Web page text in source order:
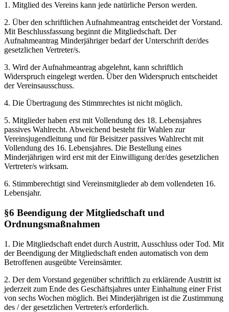
1. Mitglied des Vereins kann jede natürliche Person werden.
2. Über den schriftlichen Aufnahmeantrag entscheidet der Vorstand.
Mit Beschlussfassung beginnt die Mitgliedschaft. Der
Aufnahmeantrag Minderjähriger bedarf der Unterschrift der/des
gesetzlichen Vertreter/s.
3. Wird der Aufnahmeantrag abgelehnt, kann schriftlich
Widerspruch eingelegt werden. Über den Widerspruch entscheidet
der Vereinsausschuss.
4. Die Übertragung des Stimmrechtes ist nicht möglich.
5. Mitglieder haben erst mit Vollendung des 18. Lebensjahres
passives Wahlrecht. Abweichend besteht für Wahlen zur
Vereinsjugendleitung und für Beisitzer passives Wahlrecht mit
Vollendung des 16. Lebensjahres. Die Bestellung eines
Minderjährigen wird erst mit der Einwilligung der/des gesetzlichen
Vertreter/s wirksam.
6. Stimmberechtigt sind Vereinsmitglieder ab dem vollendeten 16.
Lebensjahr.
§6 Beendigung der Mitgliedschaft und
Ordnungsmaßnahmen
1. Die Mitgliedschaft endet durch Austritt, Ausschluss oder Tod. Mit
der Beendigung der Mitgliedschaft enden automatisch von dem
Betroffenen ausgeübte Vereinsämter.
2. Der dem Vorstand gegenüber schriftlich zu erklärende Austritt ist
jederzeit zum Ende des Geschäftsjahres unter Einhaltung einer Frist
von sechs Wochen möglich. Bei Minderjährigen ist die Zustimmung
des / der gesetzlichen Vertreter/s erforderlich.